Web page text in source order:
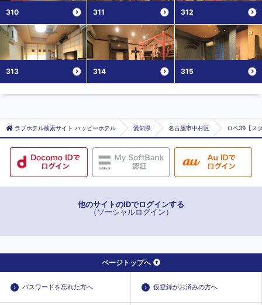
310 311 312
313 314 315
ラブホテル検索サイト ハッピーホテル 愛知県 名古屋市中村区 ロペ39【ス
他のサイトのIDでログインする
（ソーシャルログイン）
ページトップへ
パスワードを忘れた方へ 仮登録がお済みの方へ